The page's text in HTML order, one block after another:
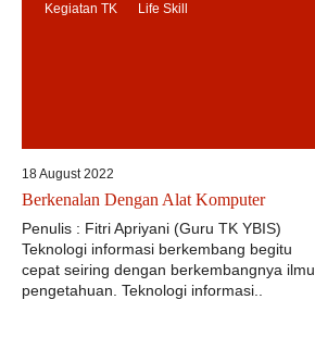
Kegiatan TK Life Skill
18 August 2022
Berkenalan Dengan Alat Komputer
Penulis : Fitri Apriyani (Guru TK YBIS)
Teknologi informasi berkembang begitu
cepat seiring dengan berkembangnya ilmu
pengetahuan. Teknologi informasi..